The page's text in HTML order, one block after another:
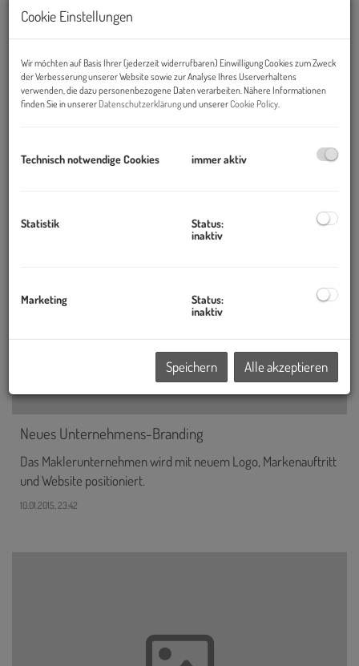
Zinshaus-Deals
Neues Unternehmens-Branding
Das Maklerunternehmen wird mit neuem Logo, Markenauftritt
und Website positioniert.
10.01.2015, 23:42
Cookie Einstellungen
Wir möchten auf Basis Ihrer (jederzeit widerrufbaren) Einwilligung Cookies zum Zweck
der Verbesserung unserer Website sowie zur Analyse Ihres Userverhaltens
verwenden, die dazu personenbezogene Daten verarbeiten. Nähere Informationen
finden Sie in unserer Datenschutzerklärungund unsererCookie Policy
Technisch notwendige Cookies immer aktiv
Statistik
Status:
inaktiv
Marketing
Status:
inaktiv
Speichern Alle akzeptieren